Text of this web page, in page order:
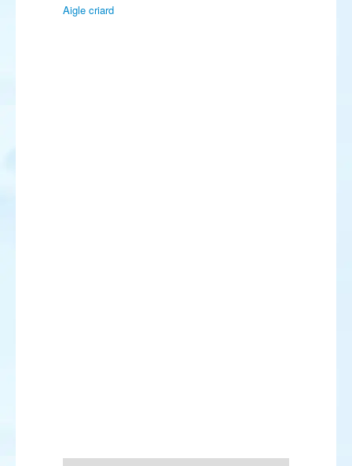
Aigle criard